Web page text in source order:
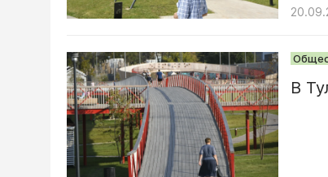
В